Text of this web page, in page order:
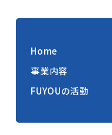
Home
事業内容
FUYOUの活動